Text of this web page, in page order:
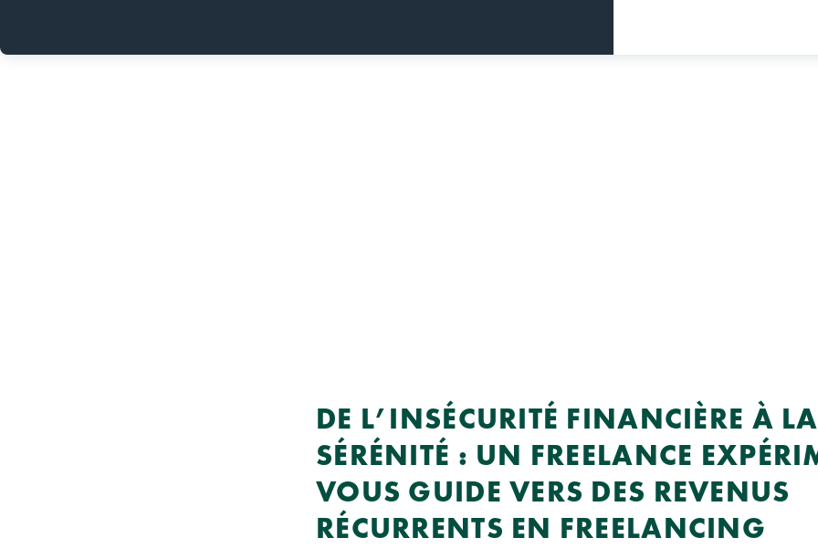
DE L’INSÉCURITÉ FINANCIÈRE À LA
SÉRÉNITÉ : UN FREELANCE
VOUS GUIDE VERS DES REVENUS
RÉCURRENTS EN FREELANCING